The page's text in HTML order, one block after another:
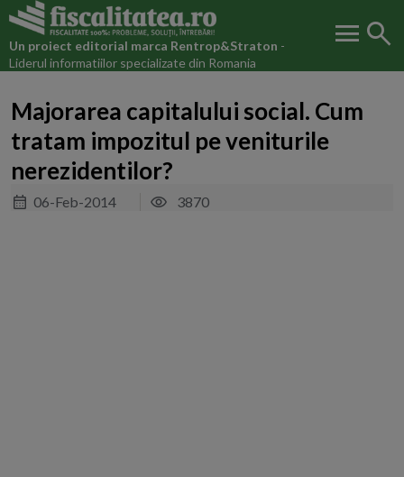
Un proiect editorial marca Rentrop&Straton -
Liderul informatiilor specializate din Romania
menu search
Majorarea capitalului social. Cum
tratam impozitul pe veniturile
nerezidentilor?
06-Feb-2014 3870